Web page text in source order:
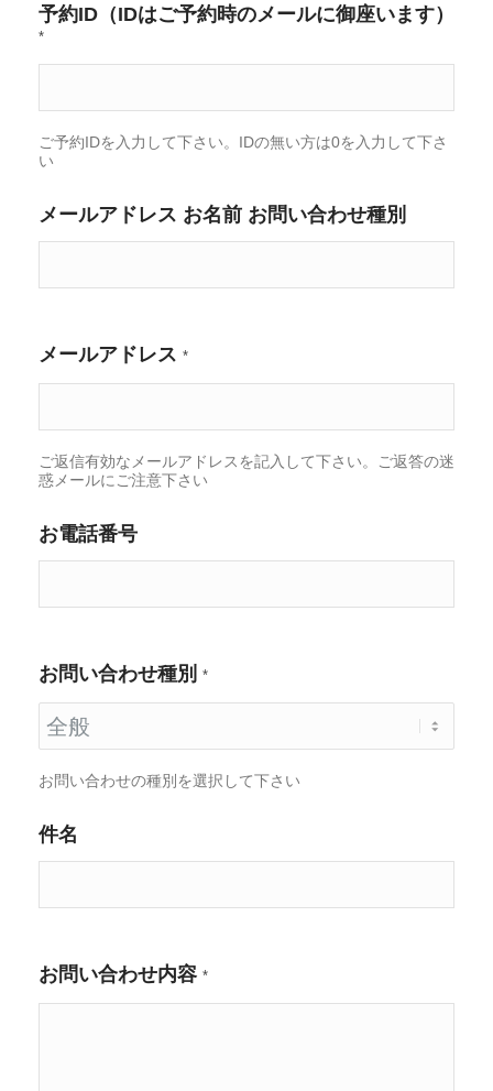
予約ID（IDはご予約時のメールに御座います）
*
ご予約IDを入力して下さい。IDの無い方は0を入力して下さ
い
メールアドレス お名前 お問い合わせ種別
メールアドレス *
ご返信有効なメールアドレスを記入して下さい。ご返答の迷
惑メールにご注意下さい
お電話番号
お問い合わせ種別 *
お問い合わせの種別を選択して下さい
件名
お問い合わせ内容 *